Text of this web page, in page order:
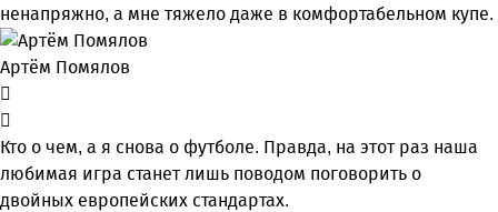
ненапряжно, а мне тяжело даже в комфортабельном купе.
Артём Помялов
Кто о чем, а я снова о футболе. Правда, на этот раз наша
любимая игра станет лишь поводом поговорить о
двойных европейских стандартах.